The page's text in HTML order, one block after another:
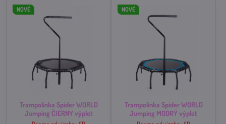
NOVÉ
Trampolínka Spider WORLD
Jumping ČIERNY výplet
NOVÉ
Trampolínka Spider WORLD
Jumping MODRÝ výplet